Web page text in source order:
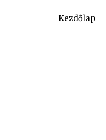
Kezdőlap